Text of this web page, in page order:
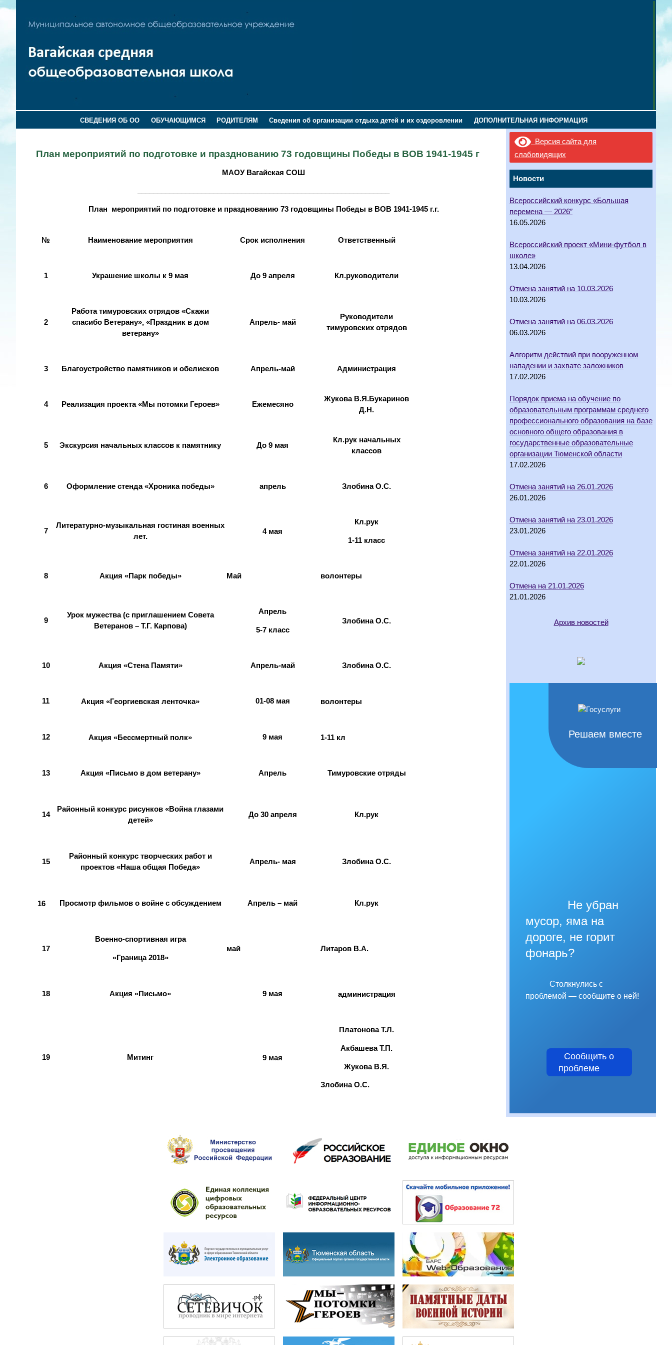
СВЕДЕНИЯ ОБ ОО ОБУЧАЮЩИМСЯ РОДИТЕЛЯМ Сведения об организации отдыха детей и их оздоровлении ДОПОЛНИТЕЛЬНАЯ ИНФОРМАЦИЯ
Версия сайта для
слабовидящих
Новости
Всероссийский конкурс «Большая
перемена — 2026″
16.05.2026
Всероссийский проект «Мини-футбол в
школе»
13.04.2026
Отмена занятий на 10.03.2026
10.03.2026
Отмена занятий на 06.03.2026
06.03.2026
Алгоритм действий при вооруженном
нападении и захвате заложников
17.02.2026
Порядок приема на обучение по
образовательным программам среднего
профессионального образования на базе
основного общего образования в
государственные образовательные
организации Тюменской области
17.02.2026
Отмена занятий на 26.01.2026
26.01.2026
Отмена занятий на 23.01.2026
23.01.2026
Отмена занятий на 22.01.2026
22.01.2026
Отмена на 21.01.2026
21.01.2026
Архив новостей
Решаем вместе
Не убран
мусор, яма на
дороге, не горит
фонарь?
Столкнулись с
проблемой — сообщите о ней!
Сообщить о
проблеме
План мероприятий по подготовке и празднованию 73 годовщины Победы в ВОВ 1941-1945 г
МАОУ Вагайская СОШ
План мероприятий по подготовке и празднованию 73 годовщины Победы в ВОВ 1941-1945 г.г.
№ Наименование мероприятия Срок исполнения Ответственный
1 Украшение школы к 9 мая До 9 апреля Кл.руководители
2
Работа тимуровских отрядов «Скажи
спасибо Ветерану», «Праздник в дом
ветерану»
Апрель- май
Руководители
тимуровских отрядов
3 Благоустройство памятников и обелисков Апрель-май Администрация
4 Реализация проекта «Мы потомки Героев» Ежемесяно
Жукова В.Я.Букаринов
Д.Н.
5 Экскурсия начальных классов к памятнику До 9 мая
Кл.рук начальных
классов
6 Оформление стенда «Хроника победы» апрель Злобина О.С.
7
Литературно-музыкальная гостиная военных
лет.
4 мая
Кл.рук
1-11 класс
8 Акция «Парк победы» Май волонтеры
9
Урок мужества (с приглашением Совета
Ветеранов – Т.Г. Карпова)
Апрель
5-7 класс
Злобина О.С.
10 Акция «Стена Памяти» Апрель-май Злобина О.С.
11 Акция «Георгиевская ленточка» 01-08 мая волонтеры
12 Акция «Бессмертный полк» 9 мая 1-11 кл
13 Акция «Письмо в дом ветерану» Апрель Тимуровские отряды
14
Районный конкурс рисунков «Война глазами
детей»
До 30 апреля Кл.рук
15
Районный конкурс творческих работ и
проектов «Наша общая Победа»
Апрель- мая Злобина О.С.
16 Просмотр фильмов о войне с обсуждением Апрель – май Кл.рук
17
Военно-спортивная игра
«Граница 2018»
май Литаров В.А.
18 Акция «Письмо» 9 мая администрация
19 Митинг 9 мая
Платонова Т.Л.
Акбашева Т.П.
Жукова В.Я.
Злобина О.С.